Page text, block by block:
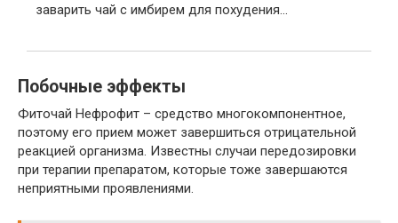
заварить чай с имбирем для похудения…
Побочные эффекты
Фиточай Нефрофит – средство многокомпонентное,
поэтому его прием может завершиться отрицательной
реакцией организма. Известны случаи передозировки
при терапии препаратом, которые тоже завершаются
неприятными проявлениями.